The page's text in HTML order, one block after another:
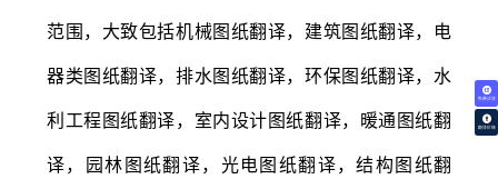
免费试译
翻译价格
范围，大致包括机械图纸翻译，建筑图纸翻译，电
器类图纸翻译，排水图纸翻译，环保图纸翻译，水
利工程图纸翻译，室内设计图纸翻译，暖通图纸翻
译，园林图纸翻译，光电图纸翻译，结构图纸翻